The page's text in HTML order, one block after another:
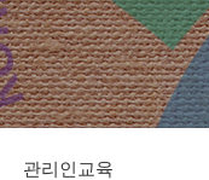
관리인교육